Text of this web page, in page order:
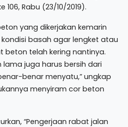
Rabu (23/10/2019).
yang dikerjakan kemarin
basah agar lengket atau
beton telah kering nantinya.
juga harus bersih dari
benar menyatu,” ungkap
menyiram cor beton
“Pengerjaan rabat jalan